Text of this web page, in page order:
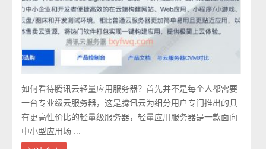
如何看待腾讯云轻量应用服务器？首先并不是每个人都需要
一台专业级云服务器，这是腾讯云为细分用户专门推出的具
有更高性价比的轻量级服务器，轻量应用服务器是一款面向
中小型应用场 ...